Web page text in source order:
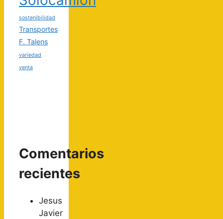
sostenibilidad
Transportes
F. Talens
variedad
venta
Comentarios
recientes
Jesus
Javier